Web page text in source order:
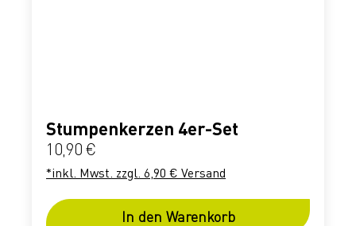
Stumpenkerzen 4er-Set
Regulärer Preis:
10,90 €
*inkl. Mwst. zzgl. 6,90 € Versand
In den Warenkorb